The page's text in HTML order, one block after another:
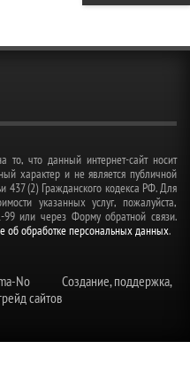
что данный интернет-сайт носит
характер и не является публичной
437 (2) Гражданского кодекса РФ. Для
указанных услуг, пожалуйста,
или через Форму обратной связи.
об обработке персональных данных.
No
Создание, поддержка,
сайтов